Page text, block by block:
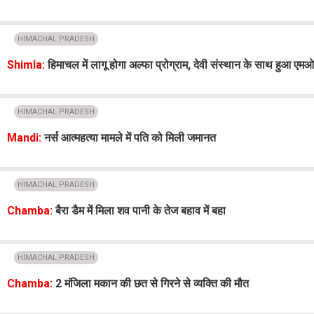
HIMACHAL PRADESH
Shimla:हिमाचल में लागू होगा अल्फा प्रोग्राम, देवी संस्थान के साथ हुआ
HIMACHAL PRADESH
Mandi:नर्स आत्महत्या मामले में पति को मिली जमानत
HIMACHAL PRADESH
Chamba:बैरा डैम में मिला शव पानी के तेज बहाव में बहा
HIMACHAL PRADESH
Chamba: 2 मंजिला मकान की छत से गिरने से व्यक्ति की मौत